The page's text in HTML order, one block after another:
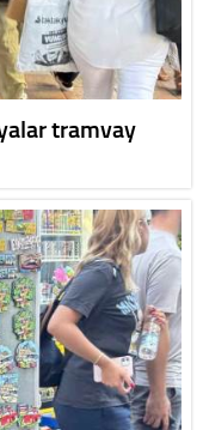
tramvay